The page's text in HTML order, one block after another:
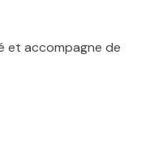
et accompagne de